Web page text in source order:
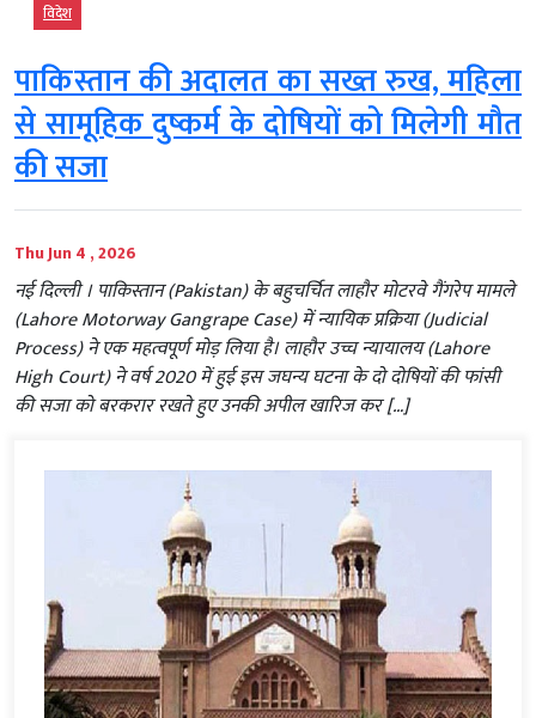
विदेश
पाकिस्तान की अदालत का सख्त रुख, महिला
से सामूहिक दुष्कर्म के दोषियों को मिलेगी मौत
की सजा
Thu Jun 4 , 2026
नई दिल्ली । पाकिस्तान (Pakistan) के बहुचर्चित लाहौर मोटरवे गैंगरेप मामले
(Lahore Motorway Gangrape Case) में न्यायिक प्रक्रिया (Judicial
Process) ने एक महत्वपूर्ण मोड़ लिया है। लाहौर उच्च न्यायालय (Lahore
High Court) ने वर्ष 2020 में हुई इस जघन्य घटना के दो दोषियों की फांसी
की सजा को बरकरार रखते हुए उनकी अपील खारिज कर […]